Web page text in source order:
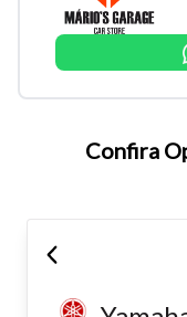
Tamanho do texto
atalhos Ctrl+ (para
teclado.
Confira